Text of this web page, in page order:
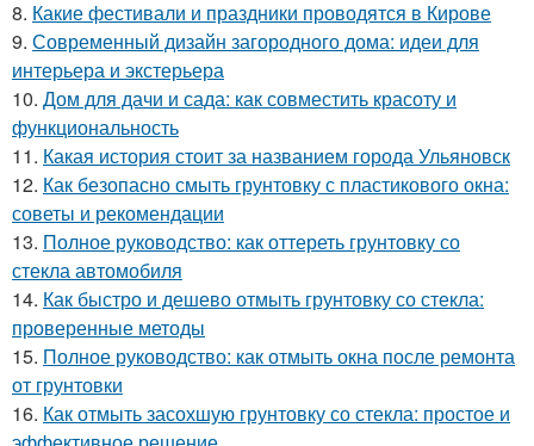
8. Какие фестивали и праздники проводятся в Кирове
9. Современный дизайн загородного дома: идеи для
интерьера и экстерьера
10. Дом для дачи и сада: как совместить красоту и
функциональность
11. Какая история стоит за названием города Ульяновск
12. Как безопасно смыть грунтовку с пластикового окна:
советы и рекомендации
13. Полное руководство: как оттереть грунтовку со
стекла автомобиля
14. Как быстро и дешево отмыть грунтовку со стекла:
проверенные методы
15. Полное руководство: как отмыть окна после ремонта
от грунтовки
16. Как отмыть засохшую грунтовку со стекла: простое и